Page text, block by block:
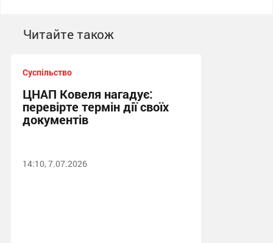
Читайте також
Суспільство
ЦНАП Ковеля нагадує:
перевірте термін дії своїх
документів
14:10, 7.07.2026